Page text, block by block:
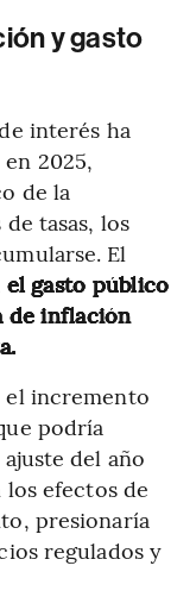
y gasto
interés ha
2025,
de la
tasas, los
El
gasto público
de inflación
el incremento
podría
del año
efectos de
presionaría
regulados y